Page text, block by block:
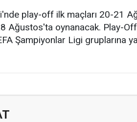
play-off ilk maçları 20-21
Ağustos'ta oynanacak. Play-
Şampiyonlar Ligi gruplarına